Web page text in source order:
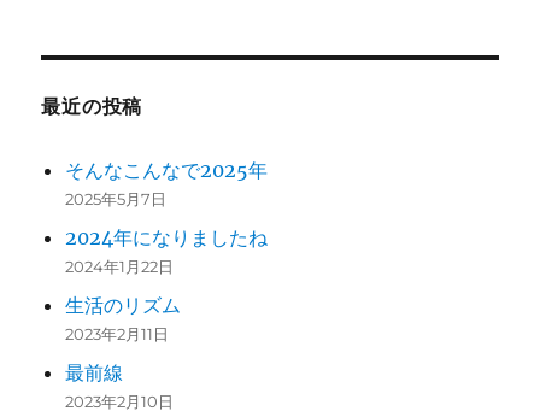
最近の投稿
そんなこんなで2025年
2025年5月7日
2024年になりましたね
2024年1月22日
生活のリズム
2023年2月11日
最前線
2023年2月10日